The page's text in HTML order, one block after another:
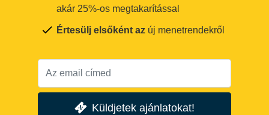
akár 25%-os megtakarítással
Értesülj elsőként az új menetrendekről
Küldjetek ajánlatokat!